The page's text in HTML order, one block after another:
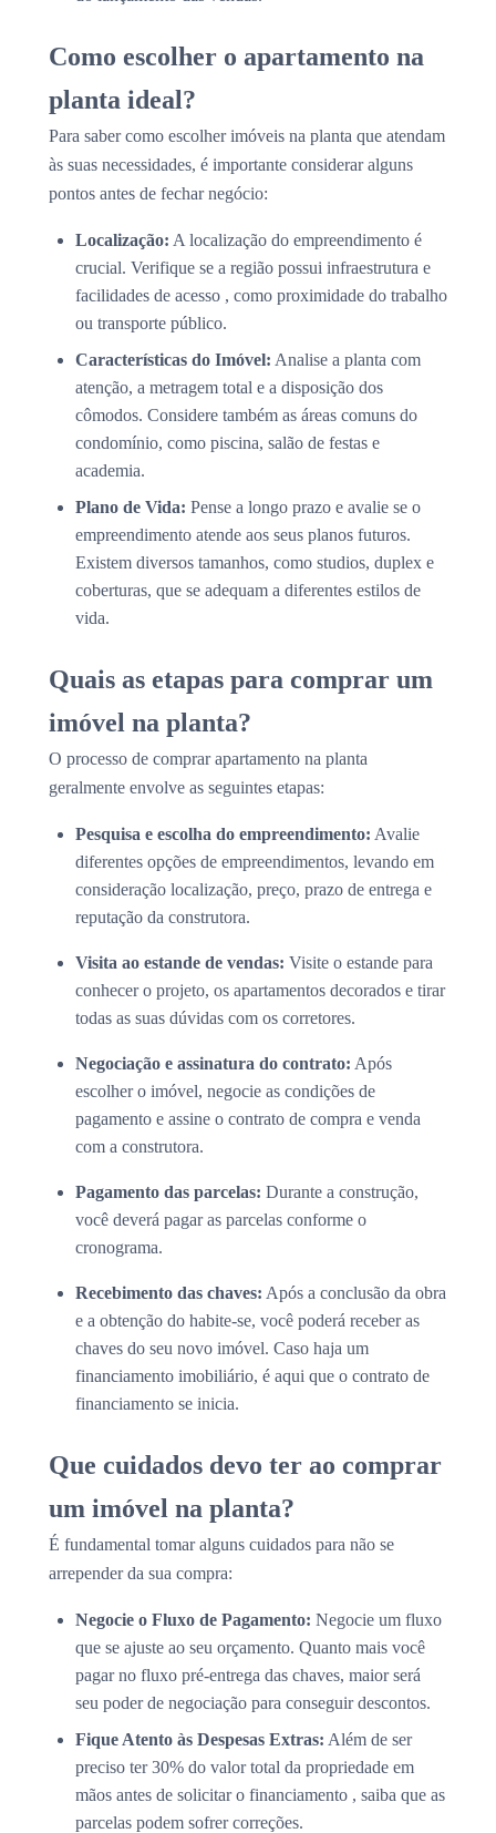
Como escolher o apartamento na
planta ideal?
Para saber como escolher imóveis na planta que atendam
às suas necessidades, é importante considerar alguns
pontos antes de fechar negócio:
Localização: A localização do empreendimento é
crucial. Verifique se a região possui infraestrutura e
facilidades de acesso , como proximidade do trabalho
ou transporte público.
Características do Imóvel: Analise a planta com
atenção, a metragem total e a disposição dos
cômodos. Considere também as áreas comuns do
condomínio, como piscina, salão de festas e
academia.
Plano de Vida: Pense a longo prazo e avalie se o
empreendimento atende aos seus planos futuros.
Existem diversos tamanhos, como studios, duplex e
coberturas, que se adequam a diferentes estilos de
vida.
Quais as etapas para comprar um
imóvel na planta?
O processo de comprar apartamento na planta
geralmente envolve as seguintes etapas:
Pesquisa e escolha do empreendimento: Avalie
diferentes opções de empreendimentos, levando em
consideração localização, preço, prazo de entrega e
reputação da construtora.
Visita ao estande de vendas: Visite o estande para
conhecer o projeto, os apartamentos decorados e tirar
todas as suas dúvidas com os corretores.
Negociação e assinatura do contrato: Após
escolher o imóvel, negocie as condições de
pagamento e assine o contrato de compra e venda
com a construtora.
Pagamento das parcelas: Durante a construção,
você deverá pagar as parcelas conforme o
cronograma.
Recebimento das chaves: Após a conclusão da obra
e a obtenção do habite-se, você poderá receber as
chaves do seu novo imóvel. Caso haja um
financiamento imobiliário, é aqui que o contrato de
financiamento se inicia.
Que cuidados devo ter ao comprar
um imóvel na planta?
É fundamental tomar alguns cuidados para não se
arrepender da sua compra:
Negocie o Fluxo de Pagamento: Negocie um fluxo
que se ajuste ao seu orçamento. Quanto mais você
pagar no fluxo pré-entrega das chaves, maior será
seu poder de negociação para conseguir descontos.
Fique Atento às Despesas Extras: Além de ser
preciso ter 30% do valor total da propriedade em
mãos antes de solicitar o financiamento , saiba que as
parcelas podem sofrer correções.